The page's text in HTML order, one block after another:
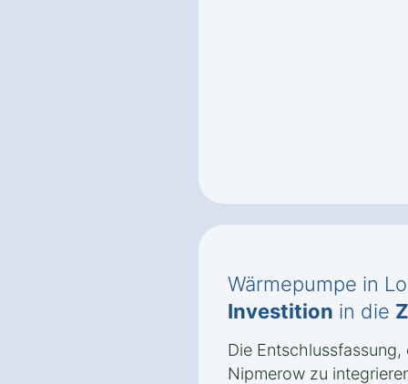
Wärmepumpe in
Investition in die
Die
Nipmerow zu